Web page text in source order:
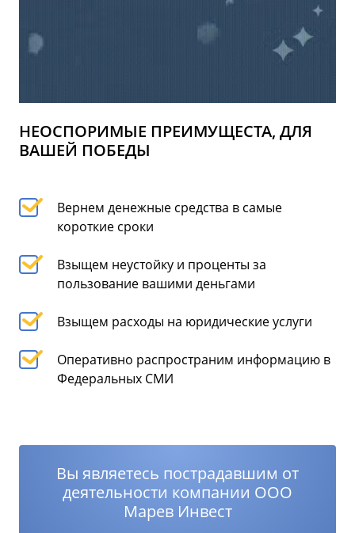
НЕОСПОРИМЫЕ ПРЕИМУЩЕСТА, ДЛЯ
ВАШЕЙ ПОБЕДЫ
Вернем денежные средства в самые
короткие сроки
Взыщем неустойку и проценты за
пользование вашими деньгами
Взыщем расходы на юридические услуги
Оперативно распространим информацию в
Федеральных СМИ
Вы являетесь пострадавшим от
деятельности компании ООО
Марев Инвест